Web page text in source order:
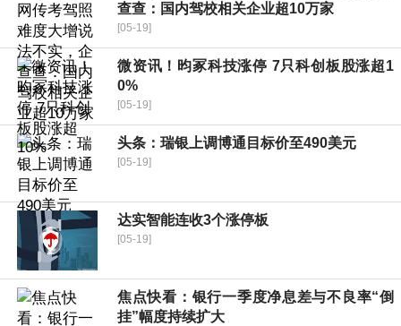
查查：国内驾校相关企业超10万家
[05-19]
微资讯！昀冢科技涨停 7只科创板股涨超1
0%
[05-19]
头条：瑞银上调博通目标价至490美元
[05-19]
达实智能连收3个涨停板
[05-19]
焦点快看：银行一季度净息差与不良率“倒
挂”幅度持续扩大